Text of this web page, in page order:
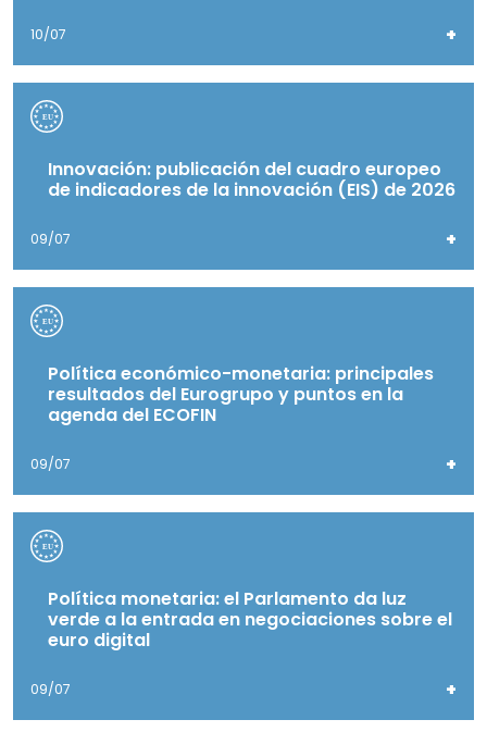
10/07 +
Innovación: publicación del cuadro europeo
de indicadores de la innovación (EIS) de 2026
09/07 +
Política económico-monetaria: principales
resultados del Eurogrupo y puntos en la
agenda del ECOFIN
09/07 +
Política monetaria: el Parlamento da luz
verde a la entrada en negociaciones sobre el
euro digital
09/07 +